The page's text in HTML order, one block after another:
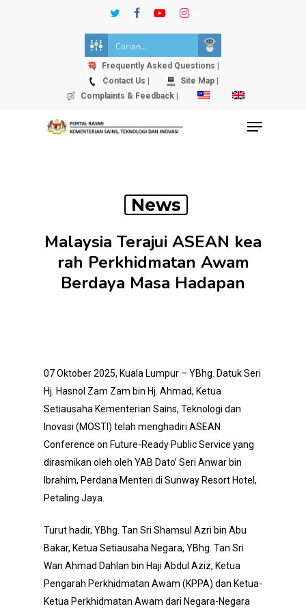
twitterfacebookyoutubeinstagram
Frequently Asked Questions |
Contact Us |
Site Map |
Complaints & Feedback |
Menu
News
Malaysia Terajui ASEAN kea
rah Perkhidmatan Awam
Berdaya Masa Hadapan
07 Oktober 2025, Kuala Lumpur – YBhg. Datuk Seri
Hj. Hasnol Zam Zam bin Hj. Ahmad, Ketua
Setiausaha Kementerian Sains, Teknologi dan
Inovasi (MOSTI) telah menghadiri ASEAN
Conference on Future-Ready Public Service yang
dirasmikan oleh oleh YAB Dato’ Seri Anwar bin
Ibrahim, Perdana Menteri di Sunway Resort Hotel,
Petaling Jaya.
Turut hadir, YBhg. Tan Sri Shamsul Azri bin Abu
Bakar, Ketua Setiausaha Negara, YBhg. Tan Sri
Wan Ahmad Dahlan bin Haji Abdul Aziz, Ketua
Pengarah Perkhidmatan Awam (KPPA) dan Ketua-
Ketua Perkhidmatan Awam dari Negara-Negara